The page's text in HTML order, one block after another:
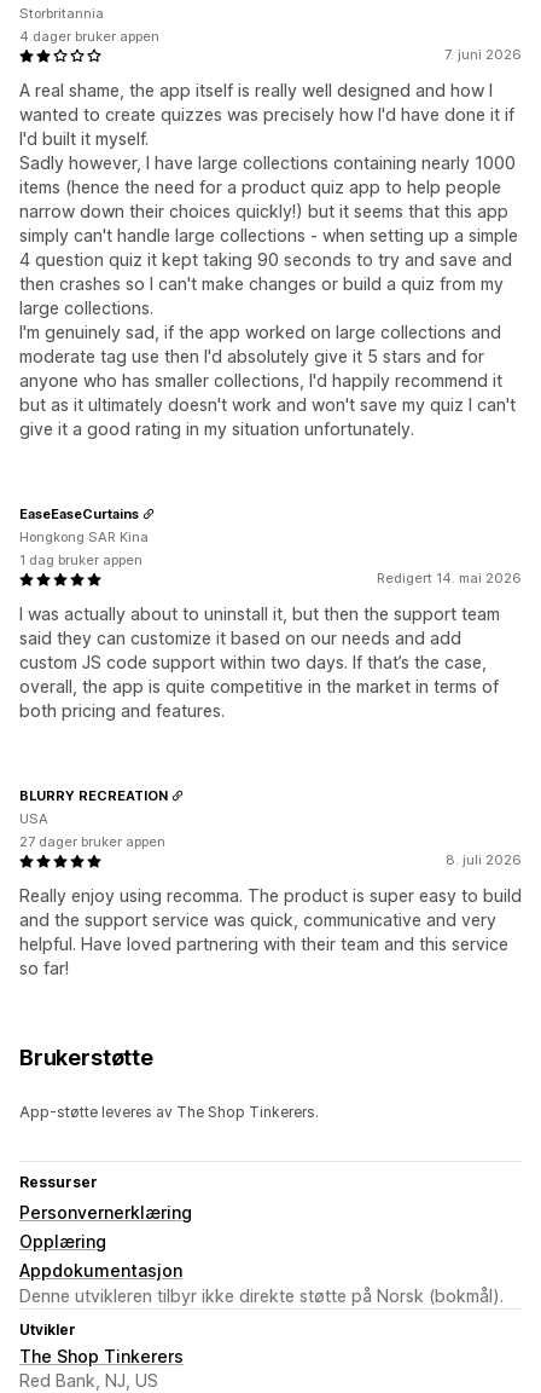
7. juni 2026
A real shame, the app itself is really well designed and how I
wanted to create quizzes was precisely how I'd have done it if
I'd built it myself.
Sadly however, I have large collections containing nearly 1000
items (hence the need for a product quiz app to help people
narrow down their choices quickly!) but it seems that this app
simply can't handle large collections - when setting up a simple
4 question quiz it kept taking 90 seconds to try and save and
then crashes so I can't make changes or build a quiz from my
large collections.
I'm genuinely sad, if the app worked on large collections and
moderate tag use then I'd absolutely give it 5 stars and for
anyone who has smaller collections, I'd happily recommend it
but as it ultimately doesn't work and won't save my quiz I can't
give it a good rating in my situation unfortunately.
Storbritannia
4 dager bruker appen
Redigert 14. mai 2026
I was actually about to uninstall it, but then the support team
said they can customize it based on our needs and add
custom JS code support within two days. If that’s the case,
overall, the app is quite competitive in the market in terms of
both pricing and features.
EaseEaseCurtains
Hongkong SAR Kina
1 dag bruker appen
8. juli 2026
Really enjoy using recomma. The product is super easy to build
and the support service was quick, communicative and very
helpful. Have loved partnering with their team and this service
so far!
BLURRY RECREATION
USA
27 dager bruker appen
Brukerstøtte
App-støtte leveres av The Shop Tinkerers.
Ressurser
Personvernerklæring
Opplæring
Appdokumentasjon
Denne utvikleren tilbyr ikke direkte støtte på Norsk (bokmål).
Utvikler
The Shop Tinkerers
Red Bank, NJ, US